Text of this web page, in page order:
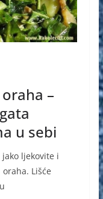
–
u sebi
ljekovite i
Lišće